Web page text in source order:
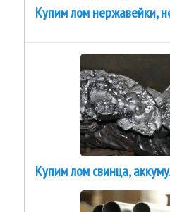
Купим лом нержавейки,
Купим лом свинца,